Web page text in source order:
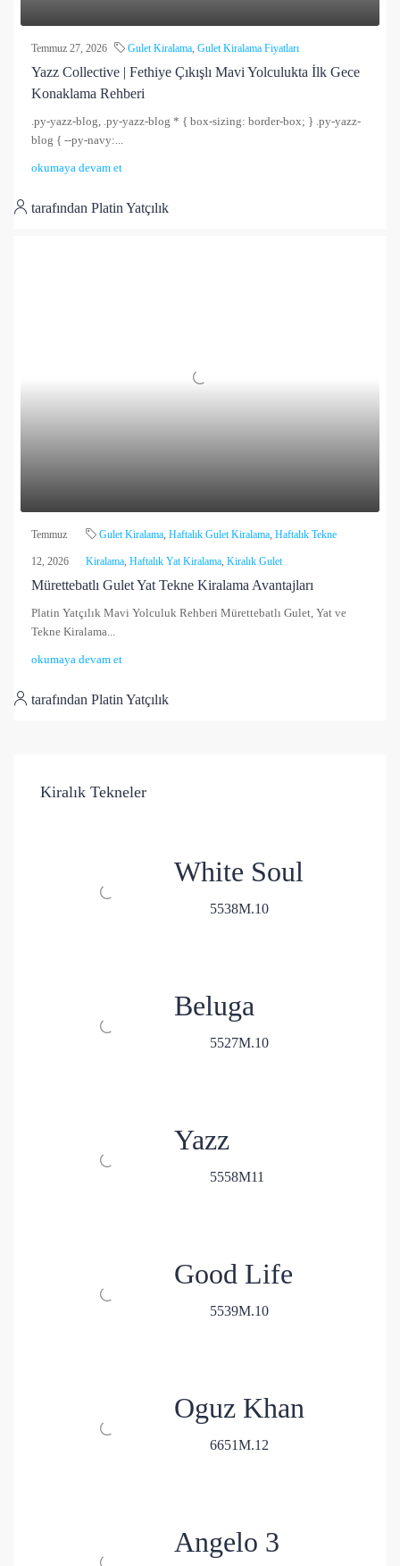
Temmuz 27, 2026 Gulet Kiralama Gulet Kiralama Fiyatları
Yazz Collective | Fethiye Çıkışlı Mavi Yolculukta İlk Gece
Konaklama Rehberi
.py-yazz-blog, .py-yazz-blog * { box-sizing: border-box; } .py-yazz-
blog { --py-navy:...
okumaya devam et
tarafından Platin Yatçılık
Temmuz
12, 2026
Gulet Kiralama,Haftalık Gulet Kiralama,Haftalık Tekne
Kiralama,Haftalık Yat Kiralama,Kiralık Gulet
Mürettebatlı Gulet Yat Tekne Kiralama Avantajları
Platin Yatçılık Mavi Yolculuk Rehberi Mürettebatlı Gulet, Yat ve
Tekne Kiralama...
okumaya devam et
tarafından Platin Yatçılık
Kiralık Tekneler
White Soul
5538M.10
Beluga
5527M.10
Yazz
5558M11
Good Life
5539M.10
Oguz Khan
6651M.12
Angelo 3